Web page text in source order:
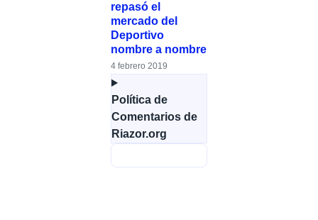
repasó el
mercado del
Deportivo
nombre a nombre
4 febrero 2019
Política de
Comentarios de
Riazor.org